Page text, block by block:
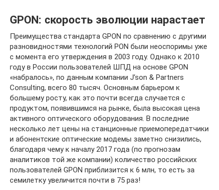
GPON: скорость эволюции нарастает
Преимущества стандарта GPON по сравнению с другими
разновидностями технологий PON были неоспоримы уже
с момента его утверждения в 2003 году. Однако к 2010
году в России пользователей ШПД на основе GPON
«набралось», по данным компании J’son & Partners
Consulting, всего 80 тысяч. Основным барьером к
большему росту, как это почти всегда случается с
продуктом, появившимся на рынке, была высокая цена
активного оптического оборудования. В последние
несколько лет цены на станционные приемопередатчики
и абонентские оптические модемы заметно снизились,
благодаря чему к началу 2017 года (по прогнозам
аналитиков той же компании) количество российских
пользователей GPON приблизится к 6 млн, то есть за
семилетку увеличится почти в 75 раз!